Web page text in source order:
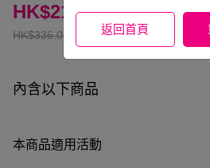
返回首頁
HK$336.00
HK$218.00
內含以下商品
本商品適用活動